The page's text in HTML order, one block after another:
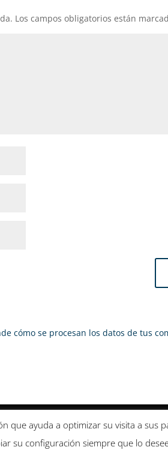
Los campos obligatorios están
cómo se procesan los datos de tus
Condiciones de uso
Condiciones
que ayuda a optimizar su visita a
su configuración siempre que lo